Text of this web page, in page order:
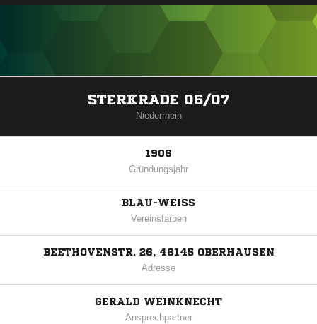
STERKRADE 06/07
Niederrhein
1906
Gründungsjahr
BLAU-WEISS
Vereinsfarben
BEETHOVENSTR. 26, 46145 OBERHAUSEN
Adresse
GERALD WEINKNECHT
Ansprechpartner